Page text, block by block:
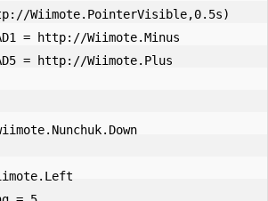
Wiimote.PointerVisible,0.5s)
= http://Wiimote.Minus
= http://Wiimote.Plus